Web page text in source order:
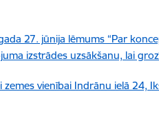
27. jūnija lēmums “Par
izstrādes uzsākšanu, lai
vienībai Indrānu ielā 24,